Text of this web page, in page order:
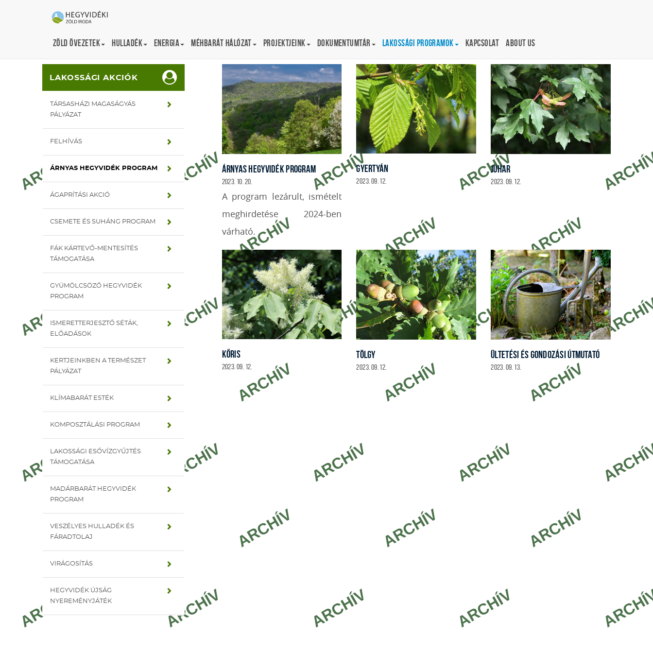
Zöld övezetek Hulladék Energia Méhbarát Hálózat Projektjeink Dokumentumtár Lakossági programok Kapcsolat About us
Portál zold-archiv.hegyvidek.hu Lakossági programok Árnyas Hegyvidék Program
LAKOSSÁGI AKCIÓK
TÁRSASHÁZI MAGASÁGYÁS
PÁLYÁZAT
FELHÍVÁS
ÁRNYAS HEGYVIDÉK PROGRAM
ÁGAPRÍTÁSI AKCIÓ
CSEMETE ÉS SUHÁNG PROGRAM
FÁK KÁRTEVŐ-MENTESÍTÉS
TÁMOGATÁSA
GYÜMÖLCSÖZŐ HEGYVIDÉK
PROGRAM
ISMERETTERJESZTŐ SÉTÁK,
ELŐADÁSOK
KERTJEINKBEN A TERMÉSZET
PÁLYÁZAT
KLÍMABARÁT ESTÉK
KOMPOSZTÁLÁSI PROGRAM
LAKOSSÁGI ESŐVÍZGYŰJTÉS
TÁMOGATÁSA
MADÁRBARÁT HEGYVIDÉK
PROGRAM
VESZÉLYES HULLADÉK ÉS
FÁRADTOLAJ
VIRÁGOSÍTÁS
HEGYVIDÉK ÚJSÁG
NYEREMÉNYJÁTÉK
ÁRNYAS HEGYVIDÉK PROGRAM
2023. 10. 20.
A program lezárult, ismételt
meghirdetése 2024-ben
várható.
GYERTYÁN
2023. 09. 12.
JUHAR
2023. 09. 12.
KŐRIS
2023. 09. 12.
TÖLGY
2023. 09. 12.
ÜLTETÉSI ÉS GONDOZÁSI ÚTMUTATÓ
2023. 09. 13.